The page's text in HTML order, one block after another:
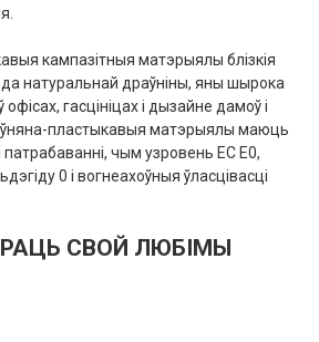
кампазітныя матэрыялы блізкія
да натуральнай драўніны, яны шырока
гасцініцах і дызайне дамоў і
пластыкавыя матэрыялы маюць
чым узровень ЕС E0,
0 і вогнеахоўныя ўласцівасці
СВОЙ ЛЮБІМЫ